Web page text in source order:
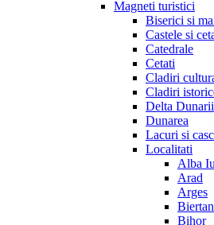
Magneti turistici
Biserici si
Castele si
Catedrale
Cetati
Cladiri
Cladiri
Delta Dunarii
Dunarea
Lacuri si
Localitati
Alba
Arad
Arges
Biertan
Bihor